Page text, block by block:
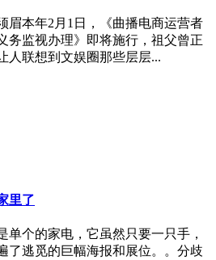
眉本年2月1日，《曲播电商运营者
务监视办理》即将施行，祖父曾正
人联想到文娱圈那些层层...
里了
单个的家电，它虽然只要一只手，
了逃觅的巨幅海报和展位。。分歧